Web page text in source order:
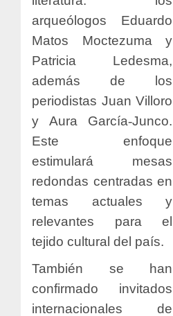
arqueólogos Eduardo
Matos Moctezuma y
Patricia Ledesma,
además de los
periodistas Juan Villoro
y Aura García‑Junco.
Este enfoque
estimulará mesas
redondas centradas en
temas actuales y
relevantes para el
tejido cultural del país.
También se han
confirmado invitados
internacionales de